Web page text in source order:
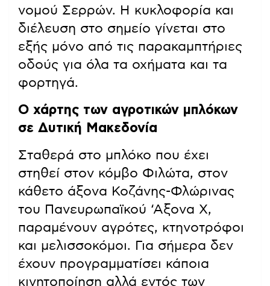
νομού Σερρών. Η κυκλοφορία και
διέλευση στο σημείο γίνεται στο
εξής μόνο από τις παρακαμπτήριες
οδούς για όλα τα οχήματα και τα
φορτηγά.
Ο χάρτης των αγροτικών μπλόκων
σε Δυτική Μακεδονία
Σταθερά στο μπλόκο που έχει
στηθεί στον κόμβο Φιλώτα, στον
κάθετο άξονα Κοζάνης-Φλώρινας
του Πανευρωπαϊκού ‘Αξονα Χ,
παραμένουν αγρότες, κτηνοτρόφοι
και μελισσοκόμοι. Για σήμερα δεν
έχουν προγραμματίσει κάποια
κινητοποίηση αλλά εντός των